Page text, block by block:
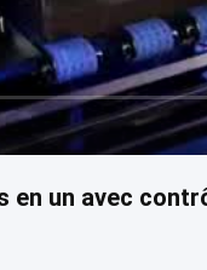
en un avec